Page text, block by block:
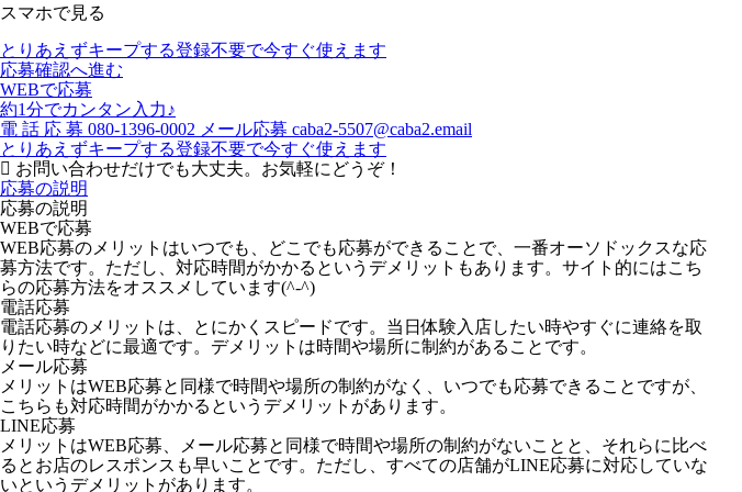
スマホで見る
とりあえずキープする登録不要で今すぐ使えます
応募確認へ進む
WEBで応募
約1分でカンタン入力♪
電 話 応 募 080-1396-0002 メール応募 caba2-5507@caba2.email
とりあえずキープする登録不要で今すぐ使えます
お問い合わせだけでも大丈夫。お気軽にどうぞ！
応募の説明
応募の説明
WEBで応募
WEB応募のメリットはいつでも、どこでも応募ができることで、一番オーソドックスな応
募方法です。ただし、対応時間がかかるというデメリットもあります。サイト的にはこち
らの応募方法をオススメしています(^-^)
電話応募
電話応募のメリットは、とにかくスピードです。当日体験入店したい時やすぐに連絡を取
りたい時などに最適です。デメリットは時間や場所に制約があることです。
メール応募
メリットはWEB応募と同様で時間や場所の制約がなく、いつでも応募できることですが、
こちらも対応時間がかかるというデメリットがあります。
LINE応募
メリットはWEB応募、メール応募と同様で時間や場所の制約がないことと、それらに比べ
るとお店のレスポンスも早いことです。ただし、すべての店舗がLINE応募に対応していな
いというデメリットがあります。